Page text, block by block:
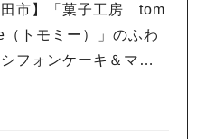
田市】「菓子工房 tom
（トモミー）」のふわ
フォンケーキ＆マフ